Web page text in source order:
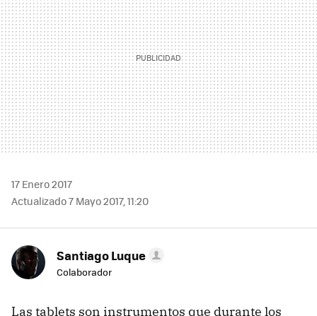
17 Enero 2017
Actualizado 7 Mayo 2017, 11:20
Santiago Luque
Colaborador
Las tablets son instrumentos que durante los